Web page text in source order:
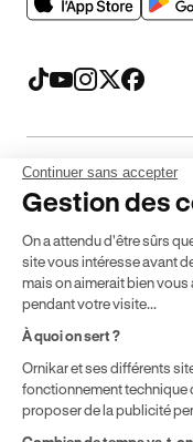
Mentions légales
* Détail des
localisation
achetez comme
Vente.
Continuer sans accepter
Gestion des
On a attendu d'être sûrs
site vous intéresse avant
mais on aimerait bien
pendant votre visite...
À quoi on sert ?
Ornikar et ses différents
fonctionnement technique
proposer de la publicité